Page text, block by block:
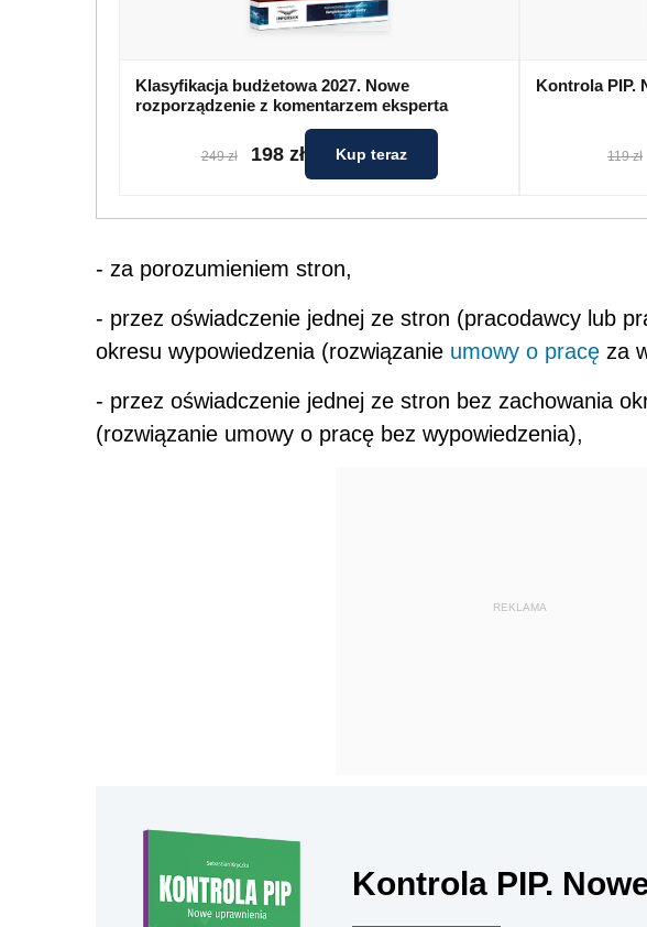
Klasyfikacja budżetowa 2027. Nowe
rozporządzenie z komentarzem eksperta
249 zł 198 zł Kup teraz
Kontrola PIP.
119 zł
- za porozumieniem stron,
- przez oświadczenie jednej ze stron (pracodawcy lub
okresu wypowiedzenia (rozwiązanie umowy o pracę za
- przez oświadczenie jednej ze stron bez zachowania
(rozwiązanie umowy o pracę bez wypowiedzenia),
REKLAMA
Kontrola PIP.